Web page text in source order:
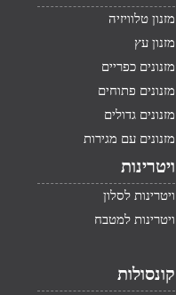
מזנון טלוויזיה
מזנון עץ
מזנונים כפריים
מזנונים פתוחים
מזנונים גדולים
מזנונים עם מגירות
ויטרינות
ויטרינות לסלון
ויטרינות למטבח
קונסולות